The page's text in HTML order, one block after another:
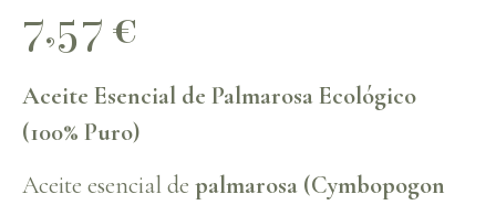
7,57 €
Aceite Esencial de Palmarosa Ecológico
(100% Puro)
Aceite esencial de palmarosa (Cymbopogon